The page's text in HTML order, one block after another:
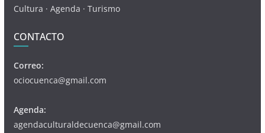
Cultura · Agenda · Turismo
CONTACTO
Correo:
ociocuenca@gmail.com
Agenda:
agendaculturaldecuenca@gmail.com